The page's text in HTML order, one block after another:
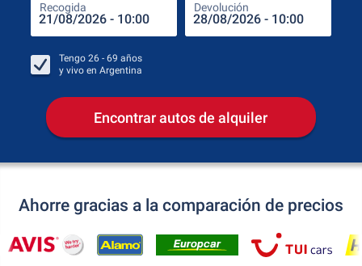
Recogida Devolución
Tengo 26 - 69 años
y vivo en Argentina
Encontrar autos de alquiler
Ahorre gracias a la comparación de precios